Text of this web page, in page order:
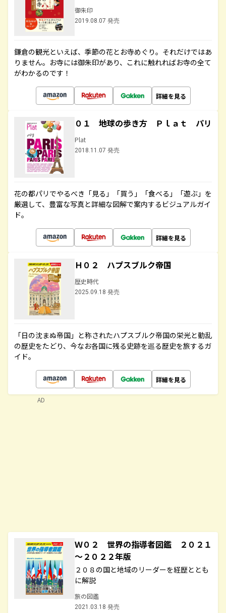
御朱印
2019.08.07 発売
鎌倉の観光といえば、季節の花とお寺めぐり。それだけではあ
りません。お寺には御朱印があり、これに触れればお寺の全て
がわかるのです！
詳細を見る
０１ 地球の歩き方 Ｐｌａｔ パリ
Plat
2018.11.07 発売
花の都パリでやるべき「見る」「買う」「食べる」「遊ぶ」を
厳選して、豊富な写真と詳細な図解で案内するビジュアルガイ
ド。
詳細を見る
Ｈ０２ ハプスブルク帝国
歴史時代
2025.09.18 発売
「日の沈まぬ帝国」と称されたハプスブルク帝国の栄光と動乱
の歴史をたどり、今なお各国に残る史跡を巡る歴史を旅するガ
イド。
詳細を見る
Ｗ０２ 世界の指導者図鑑 ２０２１
～２０２２年版
２０８の国と地域のリーダーを経歴ととも
に解説
旅の図鑑
2021.03.18 発売
AD